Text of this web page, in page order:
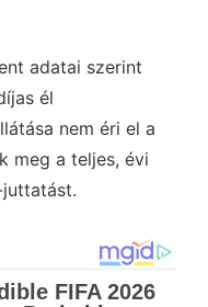
adatai szerint
él
nem éri el a
meg a teljes, évi